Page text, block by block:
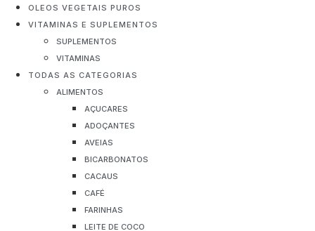
OLEOS VEGETAIS PUROS
VITAMINAS E SUPLEMENTOS
SUPLEMENTOS
VITAMINAS
TODAS AS CATEGORIAS
ALIMENTOS
AÇUCARES
ADOÇANTES
AVEIAS
BICARBONATOS
CACAUS
CAFÉ
FARINHAS
LEITE DE COCO